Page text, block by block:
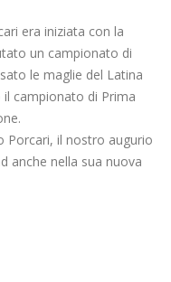
era iniziata con la
un campionato di
le maglie del Latina
il campionato di Prima
Porcari, il nostro augurio
anche nella sua nuova